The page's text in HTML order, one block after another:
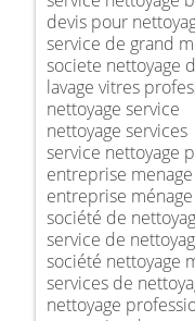
devis pour
service de grand
societe nettoyage
lavage vitres
nettoyage service
nettoyage services
service nettoyage
entreprise menage
entreprise ménage
société de
service de
société nettoyage
services de
nettoyage